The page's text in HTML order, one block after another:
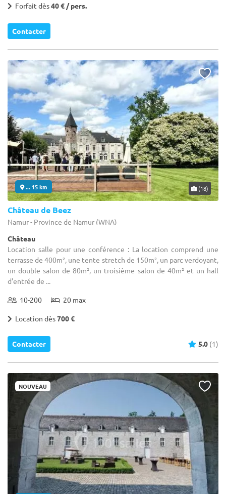
Forfait dès40 € / pers.
Contacter
... 15 km (18)
Château de Beez
Namur - Province de Namur (WNA)
Château
Location salle pour une conférence : La location comprend une
terrasse de 400m², une tente stretch de 150m², un parc verdoyant,
un double salon de 80m², un troisième salon de 40m² et un hall
d'entrée de ...
10-200 20 max
Location dès700 €
Contacter 5.0 (1)
NOUVEAU